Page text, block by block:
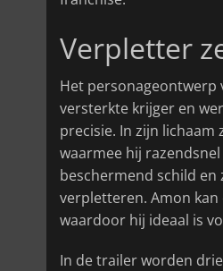
Verpletter
Het personageontwerp
versterkte krijger en
precisie. In zijn
waarmee hij
beschermend schild
verpletteren. Amon
waardoor hij ideaal is
In de trailer worden